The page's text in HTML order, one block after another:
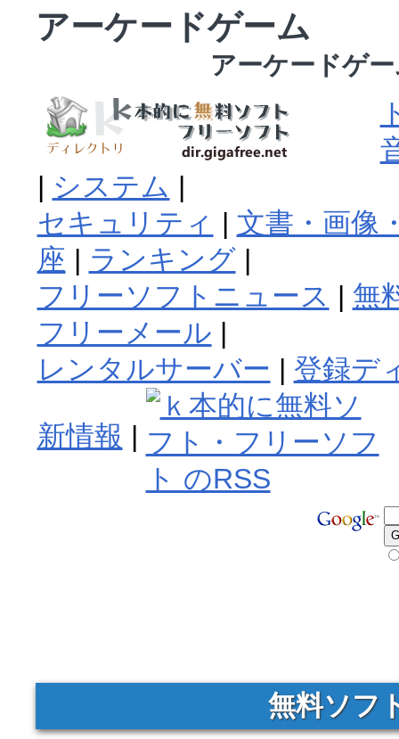
アーケードゲーム
アーケードゲ
| システム |
セキュリティ | 文書・画像
座 | ランキング|
フリーソフトニュース | 無
フリーメール |
レンタルサーバー | 登録デ
新情報 |
無料ソフ